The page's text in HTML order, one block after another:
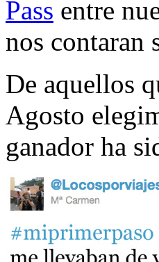
Pass entre
nos contaran
De aquellos
Agosto
ganador ha